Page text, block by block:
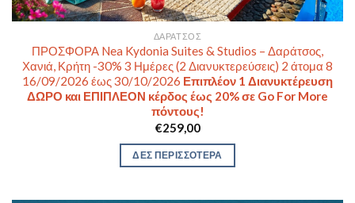
ΔΑΡΆΤΣΟΣ
ΠΡΟΣΦΟΡΑ Nea Kydonia Suites & Studios – Δαράτσος,
Χανιά, Κρήτη -30% 3 Ημέρες (2 Διανυκτερεύσεις) 2 άτομα 8
16/09/2026 έως 30/10/2026 Επιπλέον 1 Διανυκτέρευση
ΔΩΡΟ και ΕΠΙΠΛΕΟΝ κέρδος έως 20% σε Go For More
πόντους!
€259,00
ΔΕΣ ΠΕΡΙΣΣΟΤΕΡΑ